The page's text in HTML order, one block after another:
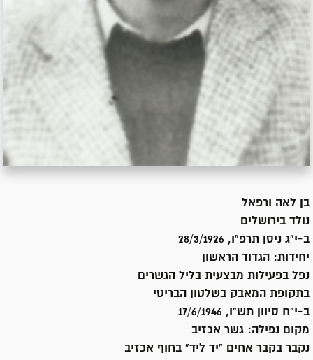
בן לאה ורפאל
נולד בירושלים
ב-י"ג ניסן תרפ"ו, 28/3/1926
יחידות: הגדוד הראשון
נפל בפעילות מבצעית בליל הגשרים
בתקופת המאבק בשלטון הבריטי
ב-י"ח סיוון תש"ו, 17/6/1946
מקום נפילה: גשר אכזיב
נקבר בקבר אחים "יד ליד" בחוף אכזיב